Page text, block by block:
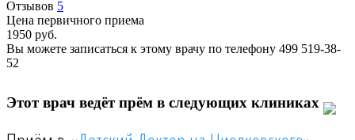
Отзывов 5
Цена первичного приема
1950 руб.
Вы можете записаться к этому врачу по телефону 499 519-38-
52
Этот врач ведёт прём в следующих клиниках